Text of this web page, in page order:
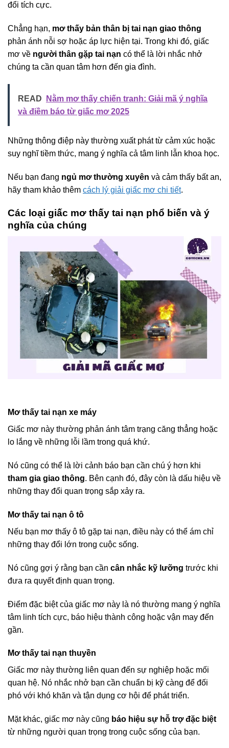
đổi tích cực.
Chẳng hạn, mơ thấy bản thân bị tai nạn giao thông
phản ánh nỗi sợ hoặc áp lực hiện tại. Trong khi đó, giấc
mơ về người thân gặp tai nạn có thể là lời nhắc nhở
chúng ta cần quan tâm hơn đến gia đình.
READ
Nằm mơ thấy chiến tranh: Giải mã ý nghĩa
và điềm báo từ giấc mơ 2025
Những thông điệp này thường xuất phát từ cảm xúc hoặc
suy nghĩ tiềm thức, mang ý nghĩa cả tâm linh lẫn khoa học.
Nếu bạn đang ngủ mơ thường xuyên và cảm thấy bất an,
hãy tham khảo thêm cách lý giải giấc mơ chi tiết.
Các loại giấc mơ thấy tai nạn phổ biến và ý
nghĩa của chúng
Mơ thấy tai nạn xe máy
Giấc mơ này thường phản ánh tâm trạng căng thẳng hoặc
lo lắng về những lỗi lầm trong quá khứ.
Nó cũng có thể là lời cảnh báo bạn cần chú ý hơn khi
tham gia giao thông. Bên cạnh đó, đây còn là dấu hiệu về
những thay đổi quan trọng sắp xảy ra.
Mơ thấy tai nạn ô tô
Nếu bạn mơ thấy ô tô gặp tai nạn, điều này có thể ám chỉ
những thay đổi lớn trong cuộc sống.
Nó cũng gợi ý rằng bạn cần cân nhắc kỹ lưỡng trước khi
đưa ra quyết định quan trọng.
Điểm đặc biệt của giấc mơ này là nó thường mang ý nghĩa
tâm linh tích cực, báo hiệu thành công hoặc vận may đến
gần.
Mơ thấy tai nạn thuyền
Giấc mơ này thường liên quan đến sự nghiệp hoặc mối
quan hệ. Nó nhắc nhở bạn cần chuẩn bị kỹ càng để đối
phó với khó khăn và tận dụng cơ hội để phát triển.
Mặt khác, giấc mơ này cũng báo hiệu sự hỗ trợ đặc biệt
từ những người quan trọng trong cuộc sống của bạn.